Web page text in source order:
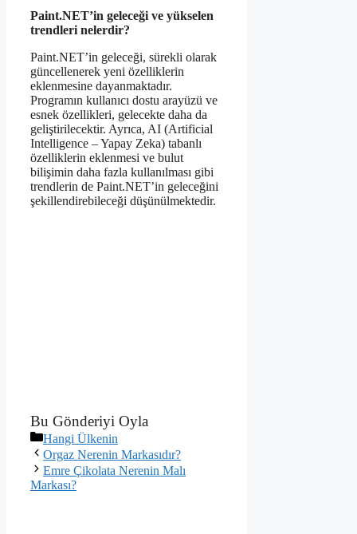
Paint.NET’in geleceği ve yükselen
trendleri nelerdir?
Paint.NET’in geleceği, sürekli olarak
güncellenerek yeni özelliklerin
eklenmesine dayanmaktadır.
Programın kullanıcı dostu arayüzü ve
esnek özellikleri, gelecekte daha da
geliştirilecektir. Ayrıca, AI (Artificial
Intelligence – Yapay Zeka) tabanlı
özelliklerin eklenmesi ve bulut
bilişimin daha fazla kullanılması gibi
trendlerin de Paint.NET’in geleceğini
şekillendirebileceği düşünülmektedir.
Bu Gönderiyi Oyla
Kategoriler
Hangi Ülkenin
Orgaz Nerenin Markasıdır?
Emre Çikolata Nerenin Malı
Markası?